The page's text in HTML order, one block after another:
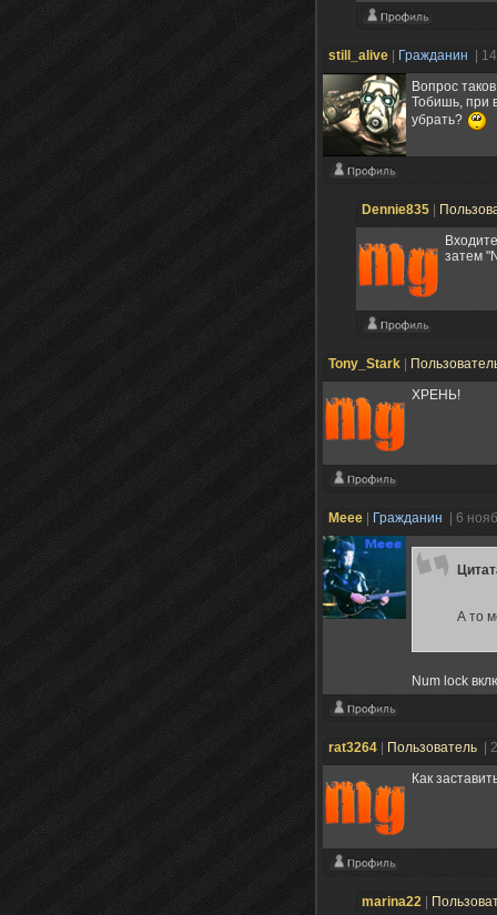
still_alive Гражданин
|
Вопрос
Тобишь, при
убрать?
Dennie835
затем
Tony_Stark
ХРЕНЬ!
Meee Гражданин | 6
А то
Num lock
rat3264 Пользователь
|
Как
marina22